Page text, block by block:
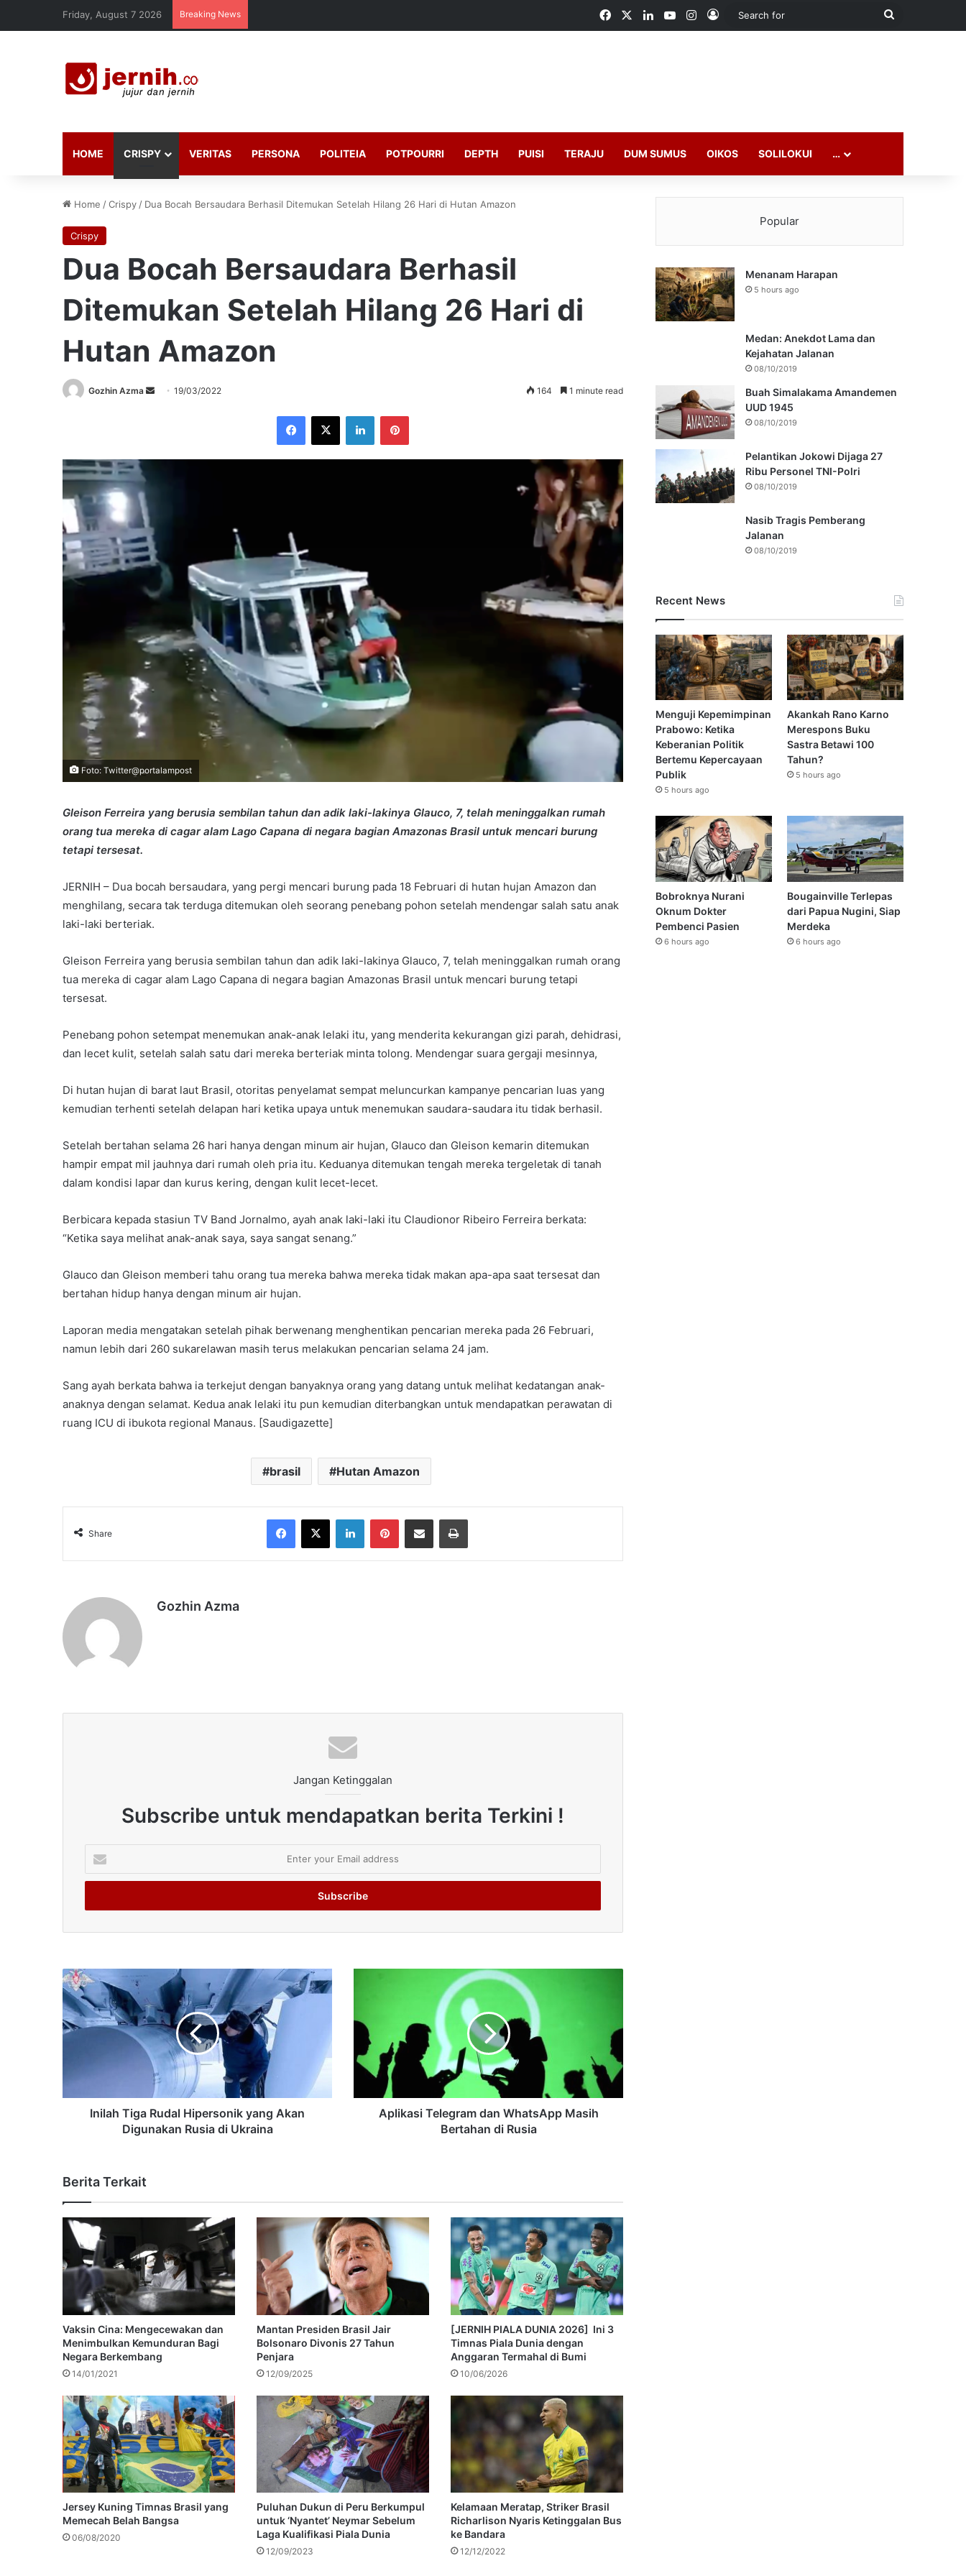
Friday, August 7 2026 Breaking News FacebookLinkedInYouTubeInstagram
Log In
Search
HOME CRISPY VERITAS PERSONA POLITEIA POTPOURRI DEPTH PUISI TERAJU DUM SUMUS OIKOS SOLILOKUI …
Home /Crispy / Dua Bocah Bersaudara Berhasil Ditemukan Setelah Hilang 26 Hari di Hutan Amazon
Crispy
Dua Bocah Bersaudara Berhasil
Ditemukan Setelah Hilang 26 Hari di
Hutan Amazon
Gozhin Azma
Send19/03/2022 164 1 minute read
Facebook
X LinkedInPinterest
Foto: Twitter@portalampost
Gleison Ferreira yang berusia sembilan tahun dan adik laki-lakinya Glauco, 7, telah meninggalkan rumah
orang tua mereka di cagar alam Lago Capana di negara bagian Amazonas Brasil untuk mencari burung
tetapi tersesat.
JERNIH – Dua bocah bersaudara, yang pergi mencari burung pada 18 Februari di hutan hujan Amazon dan
menghilang, secara tak terduga ditemukan oleh seorang penebang pohon setelah mendengar salah satu anak
laki-laki berteriak.
Gleison Ferreira yang berusia sembilan tahun dan adik laki-lakinya Glauco, 7, telah meninggalkan rumah orang
tua mereka di cagar alam Lago Capana di negara bagian Amazonas Brasil untuk mencari burung tetapi
tersesat.
Penebang pohon setempat menemukan anak-anak lelaki itu, yang menderita kekurangan gizi parah, dehidrasi,
dan lecet kulit, setelah salah satu dari mereka berteriak minta tolong. Mendengar suara gergaji mesinnya,
Di hutan hujan di barat laut Brasil, otoritas penyelamat sempat meluncurkan kampanye pencarian luas yang
kemudian terhenti setelah delapan hari ketika upaya untuk menemukan saudara-saudara itu tidak berhasil.
Setelah bertahan selama 26 hari hanya dengan minum air hujan, Glauco dan Gleison kemarin ditemukan
hampir empat mil jauhnya dari rumah oleh pria itu. Keduanya ditemukan tengah mereka tergeletak di tanah
dalam kondisi lapar dan kurus kering, dengan kulit lecet-lecet.
Berbicara kepada stasiun TV Band Jornalmo, ayah anak laki-laki itu Claudionor Ribeiro Ferreira berkata:
“Ketika saya melihat anak-anak saya, saya sangat senang.”
Glauco dan Gleison memberi tahu orang tua mereka bahwa mereka tidak makan apa-apa saat tersesat dan
bertahan hidup hanya dengan minum air hujan.
Laporan media mengatakan setelah pihak berwenang menghentikan pencarian mereka pada 26 Februari,
namun lebih dari 260 sukarelawan masih terus melakukan pencarian selama 24 jam.
Sang ayah berkata bahwa ia terkejut dengan banyaknya orang yang datang untuk melihat kedatangan anak-
anaknya dengan selamat. Kedua anak lelaki itu pun kemudian diterbangkan untuk mendapatkan perawatan di
ruang ICU di ibukota regional Manaus. [Saudigazette]
brasil Hutan Amazon
Share
Facebook
X LinkedInPinterestShare via Email Print
Gozhin Azma
Jangan Ketinggalan
Subscribe untuk mendapatkan berita Terkini !
your
Email
Inilah Tiga Rudal Hipersonik yang Akan
Digunakan Rusia di Ukraina
Aplikasi Telegram dan WhatsApp Masih
Bertahan di Rusia
Berita Terkait
Vaksin Cina: Mengecewakan dan
Menimbulkan Kemunduran Bagi
Negara Berkembang
14/01/2021
Mantan Presiden Brasil Jair
Bolsonaro Divonis 27 Tahun
Penjara
12/09/2025
[JERNIH PIALA DUNIA 2026] Ini 3
Timnas Piala Dunia dengan
Anggaran Termahal di Bumi
10/06/2026
Jersey Kuning Timnas Brasil yang
Memecah Belah Bangsa
06/08/2020
Puluhan Dukun di Peru Berkumpul
untuk ‘Nyantet’ Neymar Sebelum
Laga Kualifikasi Piala Dunia
12/09/2023
Kelamaan Meratap, Striker Brasil
Richarlison Nyaris Ketinggalan Bus
ke Bandara
12/12/2022
Popular
Menanam Harapan
5 hours ago
Medan: Anekdot Lama dan
Kejahatan Jalanan
08/10/2019
Buah Simalakama Amandemen
UUD 1945
08/10/2019
Pelantikan Jokowi Dijaga 27
Ribu Personel TNI-Polri
08/10/2019
Nasib Tragis Pemberang
Jalanan
08/10/2019
Recent News
Menguji Kepemimpinan
Prabowo: Ketika
Keberanian Politik
Bertemu Kepercayaan
Publik
5 hours ago
Akankah Rano Karno
Merespons Buku
Sastra Betawi 100
Tahun?
5 hours ago
Bobroknya Nurani
Oknum Dokter
Pembenci Pasien
6 hours ago
Bougainville Terlepas
dari Papua Nugini, Siap
Merdeka
6 hours ago